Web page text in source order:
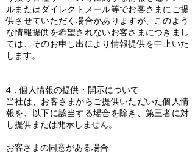
ルまたはダイレクトメール等でお客さまにご提
供させていただく場合がありますが、このよう
な情報提供を希望されないお客さまにつきまし
ては、そのお申し出により情報提供を中止いた
します。
4．個人情報の提供・開示について
当社は、お客さまからご提供いただいた個人情
報を、以下に該当する場合を除き、第三者に対
し提供または開示しません。
お客さまの同意がある場合